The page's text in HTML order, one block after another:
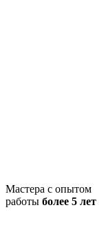
Мастера с опытом
работы более 5 лет